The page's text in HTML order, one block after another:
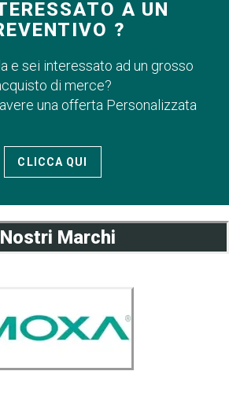
A UN
?
e sei interessato ad un grosso
di merce?
una offerta Personalizzata
CLICCA QUI
Marchi